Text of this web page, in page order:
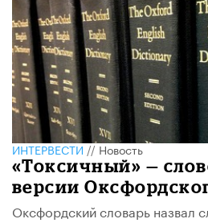
ИНТЕРВЕСТИ//Новость
«Токсичный» —
версии
Оксфордский словарь назвал